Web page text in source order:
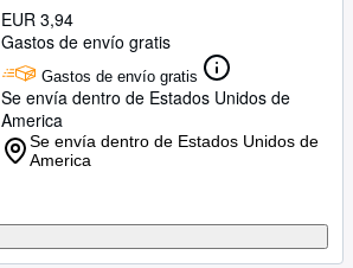
EUR 3,94
Gastos de envío gratis
Gastos de envío gratis
Se envía dentro de Estados Unidos de
America
Se envía dentro de Estados Unidos de
America